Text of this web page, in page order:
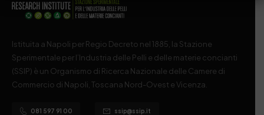
Istituita a Napoli per Regio Decreto nel 1885, la Stazione
Sperimentale per l’Industria delle Pelli e delle materie concianti
(SSIP) è un Organismo di Ricerca Nazionale delle Camere di
Commercio di Napoli, Toscana Nord-Ovest e Vicenza.
081 597 91 00 ssip@ssip.it